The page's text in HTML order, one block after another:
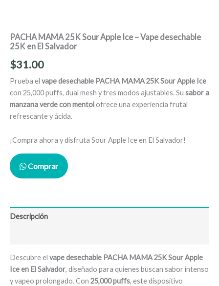
PACHA MAMA 25K Sour Apple Ice – Vape desechable
25K en El Salvador
$31.00
Prueba el vape desechable PACHA MAMA 25K Sour Apple Ice
con 25,000 puffs, dual mesh y tres modos ajustables. Su sabor a
manzana verde con mentolofrece una experiencia frutal
refrescante y ácida.
¡Compra ahora y disfruta Sour Apple Ice en El Salvador!
Comprar
Descripción
Descubre el vape desechable PACHA MAMA 25K Sour Apple
Ice en El Salvador, diseñado para quienes buscan sabor intenso
y vapeo prolongado. Con 25,000 puffs, este dispositivo